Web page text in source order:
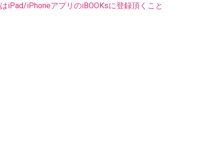
iPad/iPhoneアプリのiBOOKsに登録頂くこと